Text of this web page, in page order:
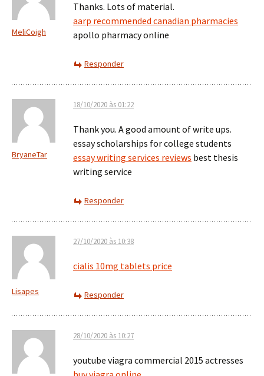
MeliCoigh
Thanks. Lots of material.
aarp recommended canadian pharmacies
apollo pharmacy online
Responder
BryaneTar
18/10/2020 às 01:22
Thank you. A good amount of write ups.
essay scholarships for college students
essay writing services reviews best thesis
writing service
Responder
Lisapes
27/10/2020 às 10:38
cialis 10mg tablets price
Responder
28/10/2020 às 10:27
youtube viagra commercial 2015 actresses